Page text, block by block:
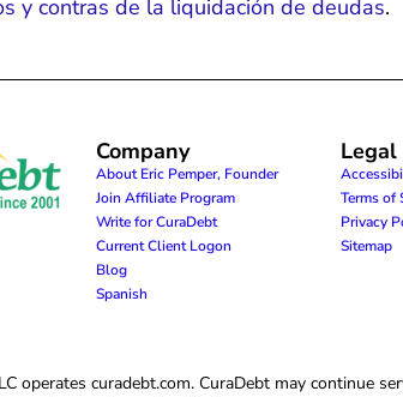
y contras de la liquidación de deudas.
Company
About Eric Pemper, Founder
Join Affiliate Program
Write for CuraDebt
Current Client Logon
Blog
Spanish
Legal
Terms of
Privacy
Sitemap
operates curadebt.com. CuraDebt may continue